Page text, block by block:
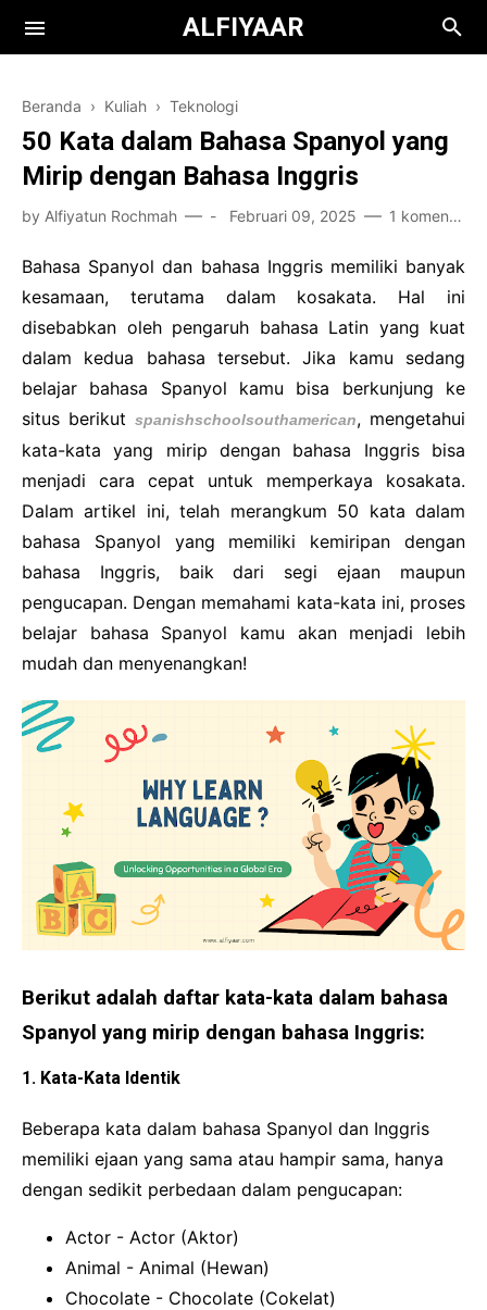
ALFIYAAR
Film
Teknologi
Health
Kuliah
Bisnis
Cooking
Financial
Beranda › Kuliah › Teknologi
50 Kata dalam Bahasa Spanyol yang
Mirip dengan Bahasa Inggris
by Alfiyatun Rochmah - Februari 09, 2025 1 komentar
Bahasa Spanyol dan bahasa Inggris memiliki banyak
kesamaan, terutama dalam kosakata. Hal ini
disebabkan oleh pengaruh bahasa Latin yang kuat
dalam kedua bahasa tersebut. Jika kamu sedang
belajar bahasa Spanyol kamu bisa berkunjung ke
situs berikut spanishschoolsouthamerican, mengetahui
kata-kata yang mirip dengan bahasa Inggris bisa
menjadi cara cepat untuk memperkaya kosakata.
Dalam artikel ini, telah merangkum 50 kata dalam
bahasa Spanyol yang memiliki kemiripan dengan
bahasa Inggris, baik dari segi ejaan maupun
pengucapan. Dengan memahami kata-kata ini, proses
belajar bahasa Spanyol kamu akan menjadi lebih
mudah dan menyenangkan!
Berikut adalah daftar kata-kata dalam bahasa
Spanyol yang mirip dengan bahasa Inggris:
1. Kata-Kata Identik
Beberapa kata dalam bahasa Spanyol dan Inggris
memiliki ejaan yang sama atau hampir sama, hanya
dengan sedikit perbedaan dalam pengucapan:
Actor - Actor (Aktor)
Animal - Animal (Hewan)
Chocolate - Chocolate (Cokelat)